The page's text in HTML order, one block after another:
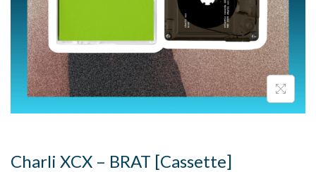
Charli XCX – BRAT [Cassette]